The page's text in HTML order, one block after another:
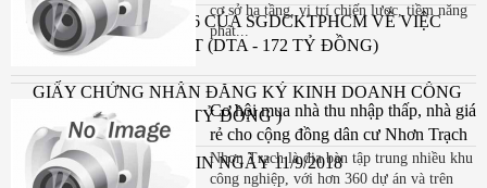
QUYẾT ĐỊNH SỐ 346 CỦA SGDCKTPHCM VỀ VIỆC
THAY ĐỔI NIÊM YẾT (DTA - 172 TỶ ĐỒNG)
GIẤY CHỨNG NHẬN ĐĂNG KÝ KINH DOANH CÔNG
TY CP ĐỆ TAM (172 TỶ ĐỒNG )
CÔNG BỐ THÔNG TIN NGÀY 11/9/2018
cơ sở hạ tầng, vị trí chiến lược, tiềm năng
phát...
Cơ hội mua nhà thu nhập thấp, nhà giá
rẻ cho cộng đồng dân cư Nhơn Trạch
Nhơn Trạch là địa bàn tập trung nhiều khu
công nghiệp, với hơn 360 dự án và trên